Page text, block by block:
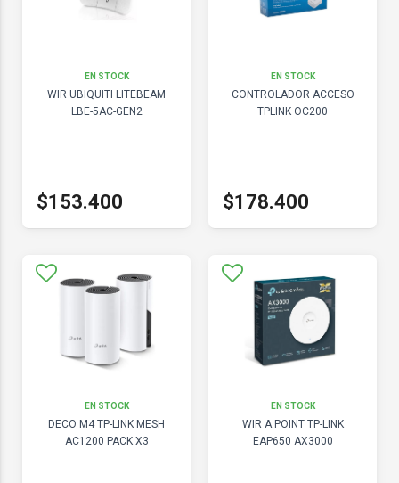
EN STOCK
WIR UBIQUITI LITEBEAM
LBE-5AC-GEN2
$153.400
EN STOCK
CONTROLADOR ACCESO
TPLINK OC200
$178.400
EN STOCK
DECO M4 TP-LINK MESH
AC1200 PACK X3
EN STOCK
WIR A.POINT TP-LINK
EAP650 AX3000